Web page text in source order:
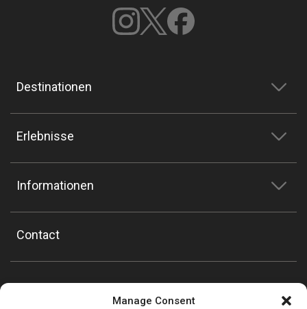
Manage Consent
Destinationen
Erlebnisse
Informationen
Contact